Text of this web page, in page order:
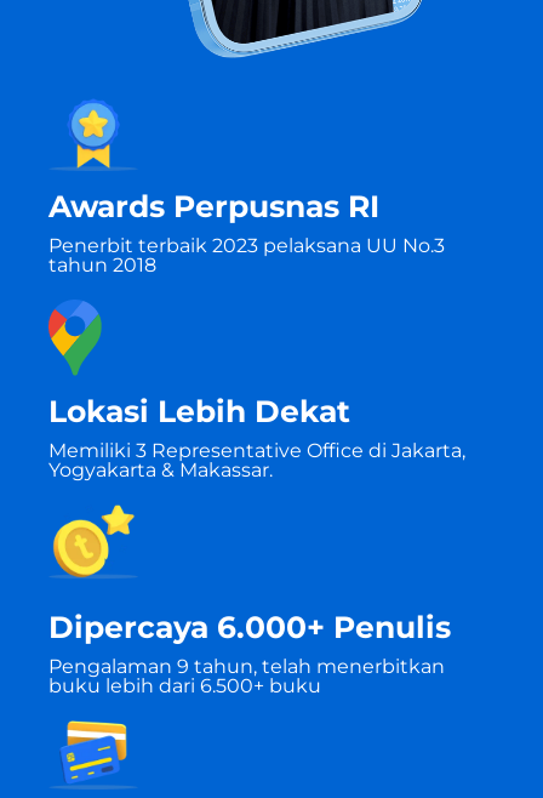
Awards Perpusnas RI
Penerbit terbaik 2023 pelaksana UU No.3
tahun 2018
Lokasi Lebih Dekat
Memiliki 3 Representative Office di Jakarta,
Yogyakarta & Makassar.
Dipercaya 6.000+ Penulis
Pengalaman 9 tahun, telah menerbitkan
buku lebih dari 6.500+ buku